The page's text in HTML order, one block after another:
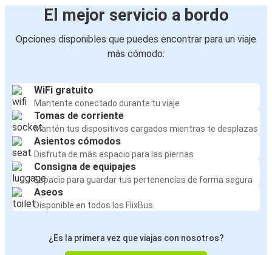
El mejor servicio a bordo
Opciones disponibles que puedes encontrar para un viaje
más cómodo:
WiFi gratuito
Mantente conectado durante tu viaje
Tomas de corriente
Mantén tus dispositivos cargados mientras te desplazas
Asientos cómodos
Disfruta de más espacio para las piernas
Consigna de equipajes
Espacio para guardar tus pertenencias de forma segura
Aseos
Disponible en todos los FlixBus
¿Es la primera vez que viajas con nosotros?